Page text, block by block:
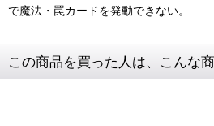
で魔法・罠カードを発動できない。
この商品を買った人は、こんな